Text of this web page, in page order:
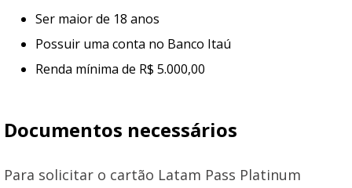
Ser maior de 18 anos
Possuir uma conta no Banco Itaú
Renda mínima de R$ 5.000,00
Documentos necessários
Para solicitar o cartão Latam Pass Platinum